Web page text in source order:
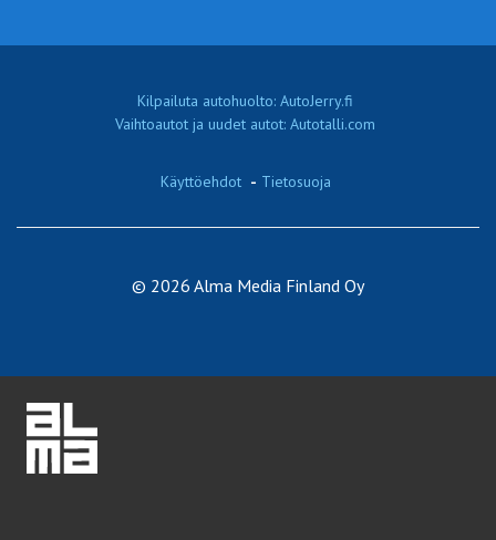
Kilpailuta autohuolto: AutoJerry.fi
Vaihtoautot ja uudet autot: Autotalli.com
Käyttöehdot - Tietosuoja
© 2026 Alma Media Finland Oy